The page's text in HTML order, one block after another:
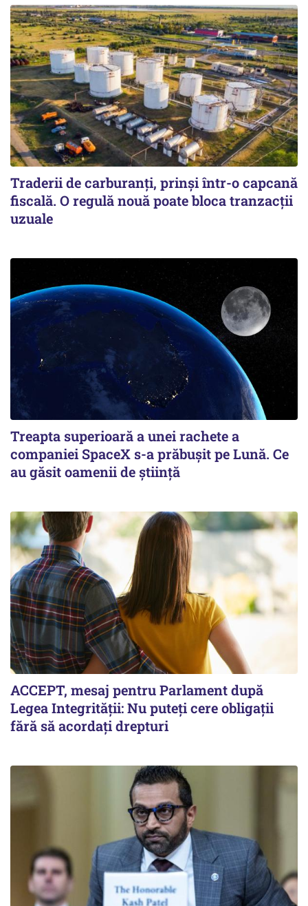
Traderii de carburanți, prinși într-o capcană
fiscală. O regulă nouă poate bloca tranzacții
uzuale
Treapta superioară a unei rachete a
companiei SpaceX s-a prăbușit pe Lună. Ce
au găsit oamenii de știință
ACCEPT, mesaj pentru Parlament după
Legea Integrității: Nu puteți cere obligații
fără să acordați drepturi